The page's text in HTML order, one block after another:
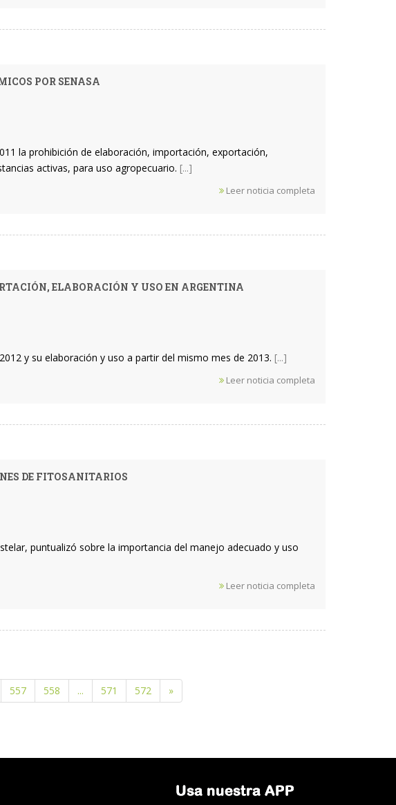
POR SENASA
la prohibición de elaboración, importación, exportación,
activas, para uso agropecuario. [...]
Leer noticia completa
ELABORACIÓN Y USO EN ARGENTINA
y su elaboración y uso a partir del mismo mes de 2013. [...]
Leer noticia completa
DE FITOSANITARIOS
puntualizó sobre la importancia del manejo adecuado y uso
Leer noticia completa
557 558 ... 571 572 »